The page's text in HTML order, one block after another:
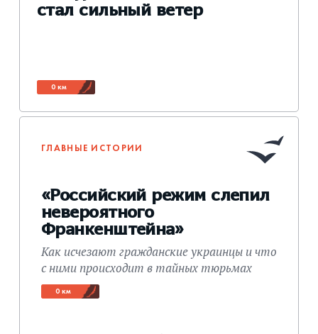
стал сильный ветер
0 км
ГЛАВНЫЕ ИСТОРИИ
«Российский режим слепил
невероятного
Франкенштейна»
Как исчезают гражданские украинцы и что
с ними происходит в тайных тюрьмах
0 км